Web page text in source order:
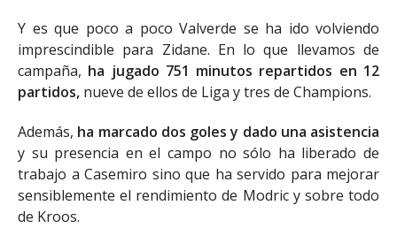
Y es que poco a poco Valverde se ha ido volviendo
imprescindible para Zidane. En lo que llevamos de
campaña, ha jugado 751 minutos repartidos en 12
partidos, nueve de ellos de Liga y tres de Champions.
Además, ha marcado dos goles y dado una asistencia
y su presencia en el campo no sólo ha liberado de
trabajo a Casemiro sino que ha servido para mejorar
sensiblemente el rendimiento de Modric y sobre todo
de Kroos.